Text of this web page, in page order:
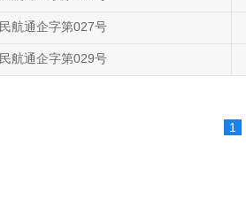
民航通企字第027号
民航通企字第029号
1